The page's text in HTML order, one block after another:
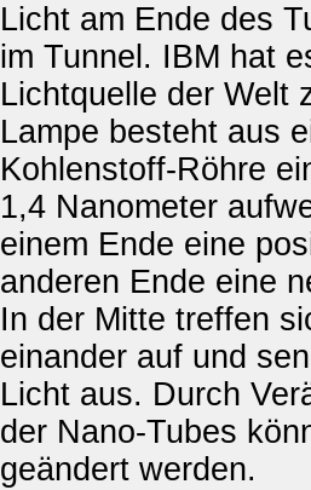
Licht am Ende des
im Tunnel. IBM hat
Lichtquelle der Welt
Lampe besteht aus
Kohlenstoff-Röhre
1,4 Nanometer
einem Ende eine
anderen Ende eine
In der Mitte treffen
einander auf und
Licht aus. Durch
der Nano-Tubes
geändert werden.